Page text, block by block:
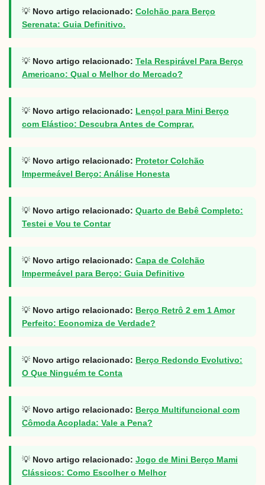
💡 Novo artigo relacionado: Colchão para Berço
Serenata: Guia Definitivo.
💡 Novo artigo relacionado: Tela Respirável Para Berço
Americano: Qual o Melhor do Mercado?
💡 Novo artigo relacionado: Lençol para Mini Berço
com Elástico: Descubra Antes de Comprar.
💡 Novo artigo relacionado: Protetor Colchão
Impermeável Berço: Análise Honesta
💡 Novo artigo relacionado: Quarto de Bebê Completo:
Testei e Vou te Contar
💡 Novo artigo relacionado: Capa de Colchão
Impermeável para Berço: Guia Definitivo
💡 Novo artigo relacionado: Berço Retrô 2 em 1 Amor
Perfeito: Economiza de Verdade?
💡 Novo artigo relacionado: Berço Redondo Evolutivo:
O Que Ninguém te Conta
💡 Novo artigo relacionado: Berço Multifuncional com
Cômoda Acoplada: Vale a Pena?
💡 Novo artigo relacionado: Jogo de Mini Berço Mami
Clássicos: Como Escolher o Melhor